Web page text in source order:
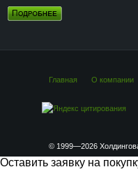
Главная О компании
© 1999—2026
Оставить заявку на